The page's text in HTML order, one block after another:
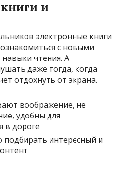
и
электронные книги
с новыми
чтения. А
даже тогда, когда
отдохнуть от экрана.
воображение, не
удобны для
в дороге
подбирать интересный и